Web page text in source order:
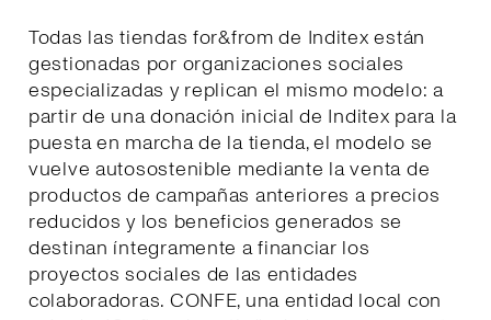
Todas las tiendas for&from de Inditex están
gestionadas por organizaciones sociales
especializadas y replican el mismo modelo: a
partir de una donación inicial de Inditex para la
puesta en marcha de la tienda, el modelo se
vuelve autosostenible mediante la venta de
productos de campañas anteriores a precios
reducidos y los beneficios generados se
destinan íntegramente a financiar los
proyectos sociales de las entidades
colaboradoras. CONFE, una entidad local con